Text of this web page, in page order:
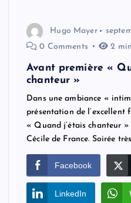
Hugo Mayer
0 Comments
2
Avant première «
chanteur »
Dans une ambiance «
présentation de
« Quand j’étais chanteur
Cécile de France. Soirée
Facebook
LinkedIn